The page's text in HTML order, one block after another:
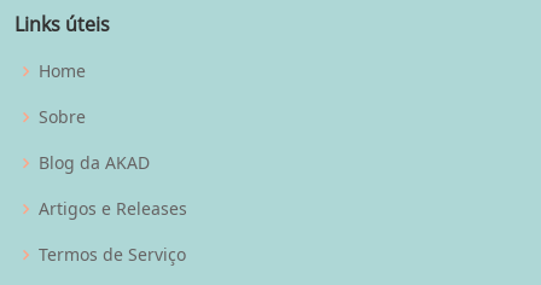
Links úteis
Home
Sobre
Blog da AKAD
Artigos e Releases
Termos de Serviço